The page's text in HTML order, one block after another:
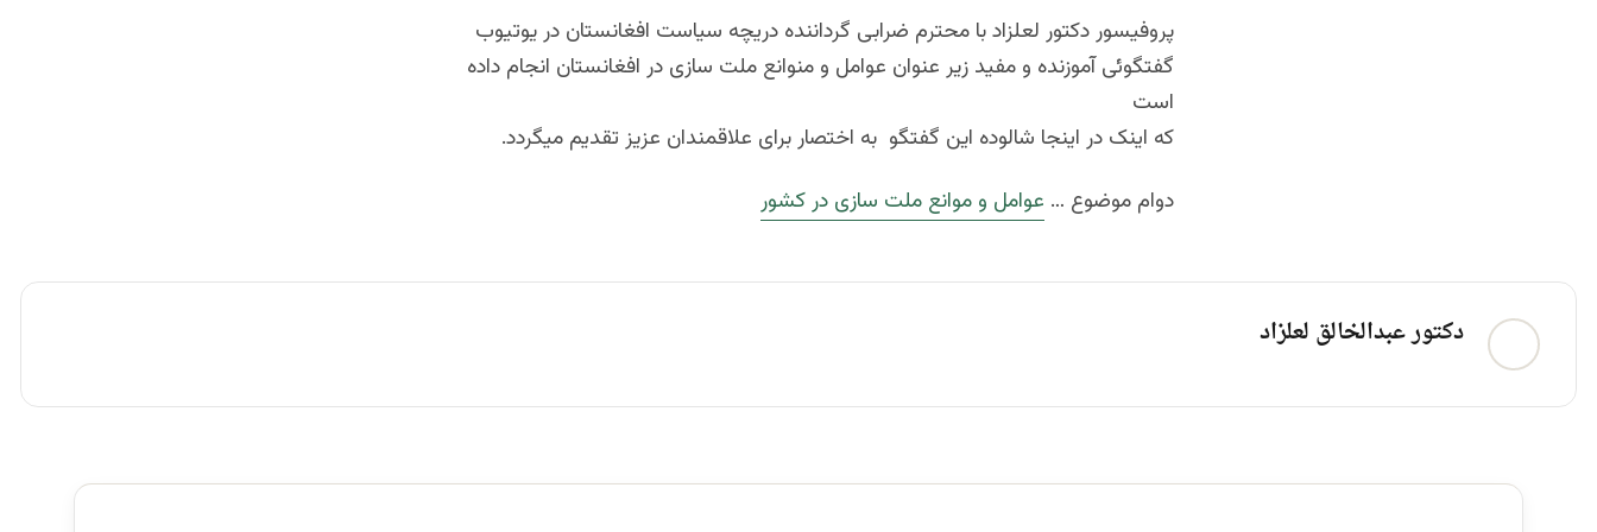
پروفیسور دکتور لعلزاد با محترم ضرابی گرداننده دریچه سیاست افغانستان در یوتیوب
گفتگوئی آموزنده و مفید زیر عنوان عوامل و منوانع ملت سازی در افغانستان انجام داده
است
که اینک در اینجا شالوده این گفتگو به اختصار برای علاقمندان عزیز تقدیم میگردد.
دوام موضوع … عوامل و موانع ملت سازی در کشور
دکتور عبدالخالق لعلزاد